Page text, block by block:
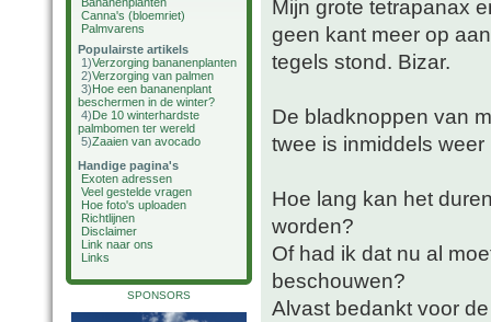
Canna's (bloemriet)
Palmvarens
Populairste artikels
1)Verzorging bananenplanten
2)Verzorging van palmen
3)Hoe een bananenplant
beschermen in de winter?
4)De 10 winterhardste
palmbomen ter wereld
5)Zaaien van avocado
Handige pagina's
Exoten adressen
Veel gestelde vragen
Hoe foto's uploaden
Richtlijnen
Disclaimer
Link naar ons
Links
SPONSORS
Mijn grote tetrapanax
geen kant meer op
tegels stond. Bizar.
De bladknoppen van
twee is inmiddels
Hoe lang kan het
worden?
Of had ik dat nu al
beschouwen?
Alvast bedankt voor